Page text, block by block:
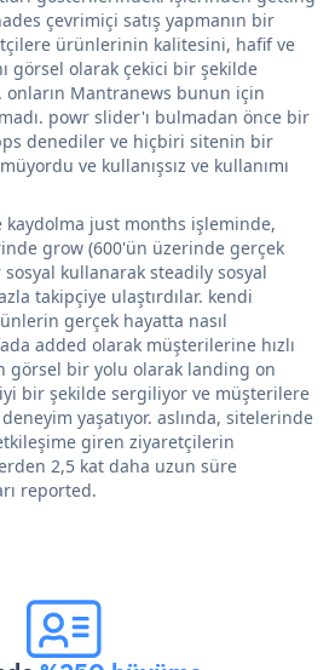
çevrimiçi satış yapmanın bir
ürünlerinin kalitesini, hafif ve
görsel olarak çekici bir şekilde
Mantranews bunun için
powr slider'ı bulmadan önce bir
denediler ve hiçbiri sitenin bir
ve kullanışsız ve kullanımı
kaydolma just months işleminde,
grow (600'ün üzerinde gerçek
kullanarak steadily sosyal
takipçiye ulaştırdılar. kendi
gerçek hayatta nasıl
added olarak müşterilerine hızlı
görsel bir yolu olarak landing on
bir şekilde sergiliyor ve müşterilere
yaşatıyor. aslında, sitelerinde
giren ziyaretçilerin
2,5 kat daha uzun süre
reported.